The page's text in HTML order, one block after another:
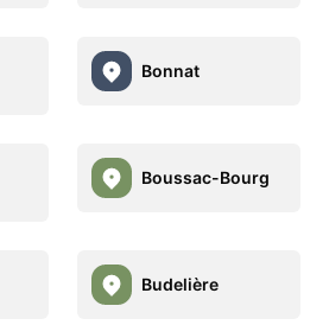
Bonnat
Boussac-Bourg
Budelière